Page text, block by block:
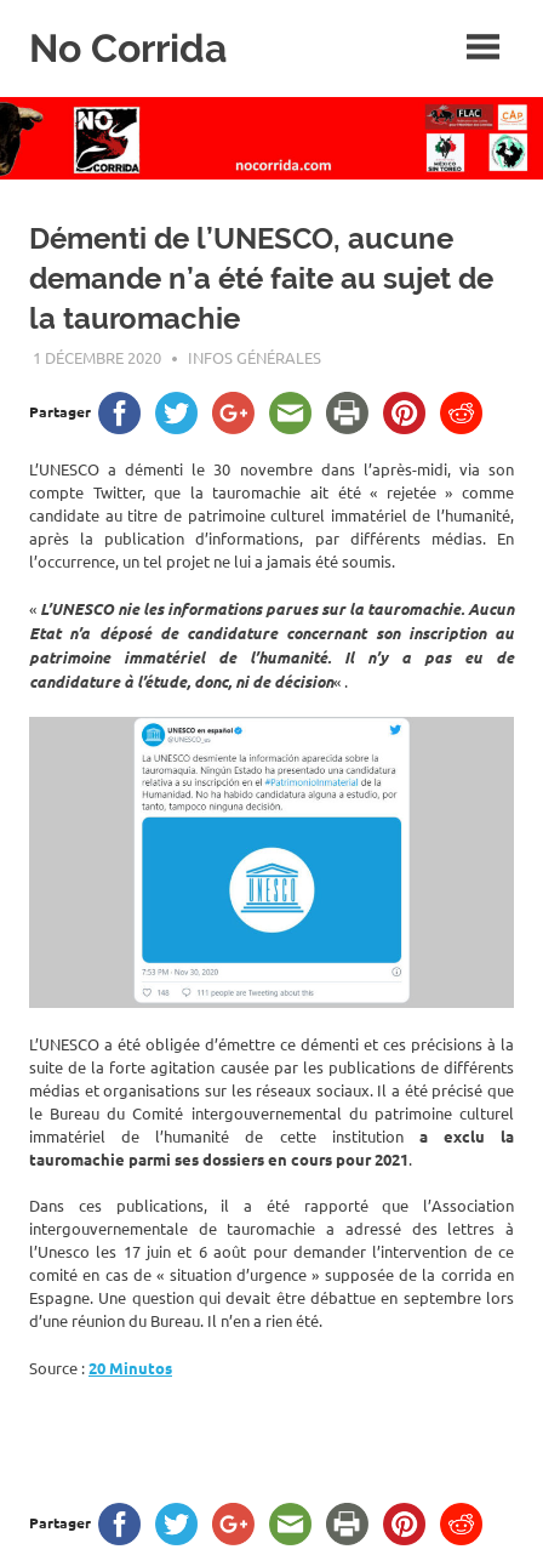
No Corrida
de
la
corrida
Démenti de l’UNESCO, aucune
demande n’a été faite au sujet de
la tauromachie
1 DÉCEMBRE 2020 ROGER LAHANA
INFOS GÉNÉRALES
Partager
L’UNESCO a démenti le 30 novembre dans l’après-midi, via son
compte Twitter, que la tauromachie ait été « rejetée » comme
candidate au titre de patrimoine culturel immatériel de l’humanité,
après la publication d’informations, par différents médias. En
l’occurrence, un tel projet ne lui a jamais été soumis.
« L’UNESCO nie les informations parues sur la tauromachie. Aucun
Etat n’a déposé de candidature concernant son inscription au
patrimoine immatériel de l’humanité. Il n’y a pas eu de
candidature à l’étude, donc, ni de décision« .
L’UNESCO a été obligée d’émettre ce démenti et ces précisions à la
suite de la forte agitation causée par les publications de différents
médias et organisations sur les réseaux sociaux. Il a été précisé que
le Bureau du Comité intergouvernemental du patrimoine culturel
immatériel de l’humanité de cette institution a exclu la
tauromachie parmi ses dossiers en cours pour 2021.
Dans ces publications, il a été rapporté que l’Association
intergouvernementale de tauromachie a adressé des lettres à
l’Unesco les 17 juin et 6 août pour demander l’intervention de ce
comité en cas de « situation d’urgence » supposée de la corrida en
Espagne. Une question qui devait être débattue en septembre lors
d’une réunion du Bureau. Il n’en a rien été.
Source :20 Minutos
Partager